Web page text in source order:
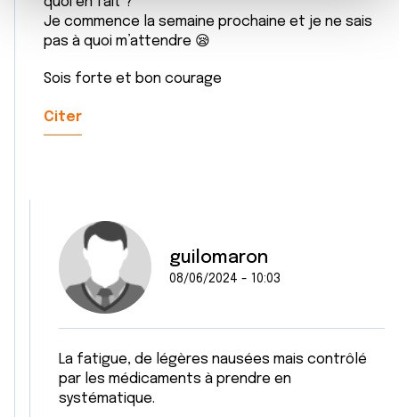
médias sociaux et d'analyser notre trafic. Nous
partageons également des informations sur l'utilisation de
publicité et d'analyse, qui peuvent combiner celles-ci
ou qu'ils ont collectées lors de votre utilisation de leurs
Je commence la semaine prochaine et je ne sais
pas à quoi m’attendre 😪
Sois forte et bon courage
Citer
guilomaron
08/06/2024 - 10:03
La fatigue, de légères nausées mais contrôlé
par les médicaments à prendre en
systématique.